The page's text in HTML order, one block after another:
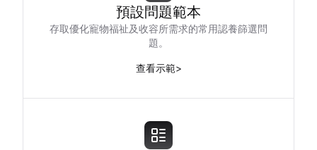
預設問題範本
存取優化寵物福祉及收容所需求的常用認養篩選問
題。
查看示範>